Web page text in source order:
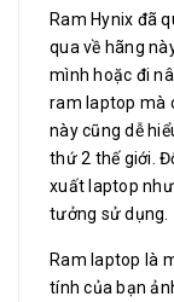
Ram Hynix đã
qua về hãng
mình hoặc đi
ram laptop mà
này cũng dễ
thứ 2 thế giới.
xuất laptop
tưởng sử dụng.
Ram laptop là
tính của bạn